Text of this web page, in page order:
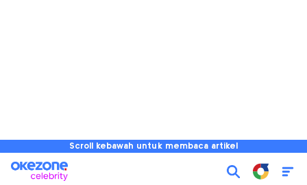
Scroll kebawah untuk membaca artikel